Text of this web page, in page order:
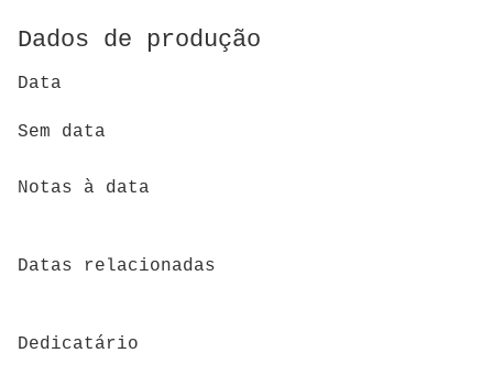
Dados de produção
Data
Sem data
Notas à data
Datas relacionadas
Dedicatário